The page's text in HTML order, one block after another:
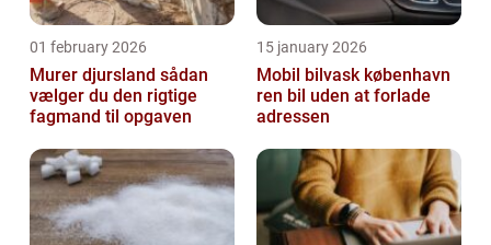
01 february 2026
Murer djursland sådan
vælger du den rigtige
fagmand til opgaven
15 january 2026
Mobil bilvask københavn
ren bil uden at forlade
adressen